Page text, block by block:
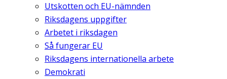
Utskotten och EU-nämnden
Riksdagens uppgifter
Arbetet i riksdagen
Så fungerar EU
Riksdagens internationella arbete
Demokrati